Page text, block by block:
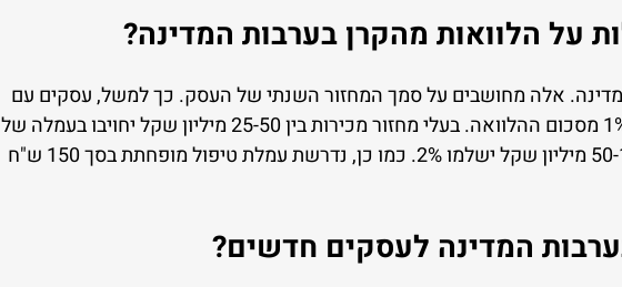
הלוואות מהקרן בערבות המדינה?
אלה מחושבים על סמך המחזור השנתי של העסק. כך למשל, עסקים עם
מחזור מכירות של עד 25 מיליון שקל ישלמו 1% מסכום ההלוואה. בעלי מחזור מכירות בין 25-50 מיליון שקל יחויבו בעמלה של
1.5%, בעוד עסקים עם מחזור מכירות בין 50-100 מיליון שקל ישלמו 2%. כמו כן, נדרשת עמלת טיפול מופחתת בסך 150 ש"ח
המדינה לעסקים חדשים?